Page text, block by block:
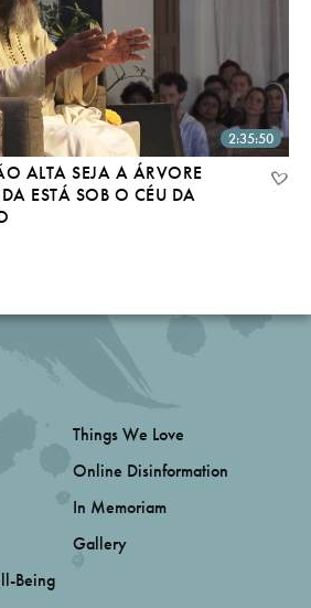
2:35:50
ALTA SEJA A ÁRVORE
ESTÁ SOB O CÉU DA
Being
Things We Love
Online Disinformation
In Memoriam
Gallery